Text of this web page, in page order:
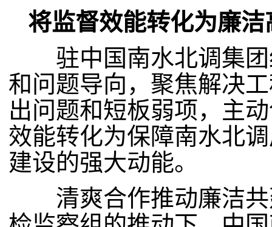
将监督效能转化为廉
驻中国南水北调集团
和问题导向，聚焦解决
出问题和短板弱项，主
效能转化为保障南水北
建设的强大动能。
清爽合作推动廉洁共